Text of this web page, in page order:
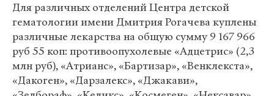
Для различных отделений Центра детской
гематологии имени Дмитрия Рогачева куплены
различные лекарства на общую сумму 9 167 966
руб 55 коп: противоопухолевые «Адцетрис» (2,3
млн руб), «Атрианс», «Бартизар», «Венклекста»,
«Дакоген», «Дарзалекс», «Джакави»,